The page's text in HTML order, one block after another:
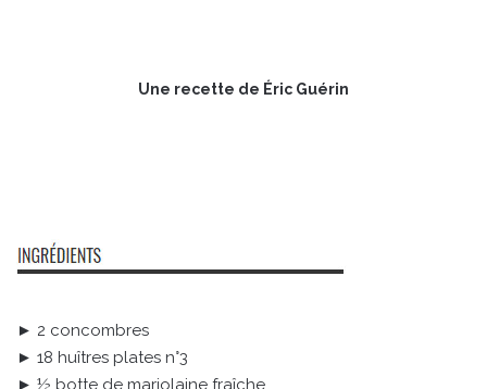
Une recette de Éric Guérin
► 2 concombres
► 18 huîtres plates n°3
► ½ botte de marjolaine fraîche